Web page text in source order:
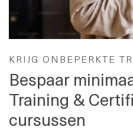
KRIJG ONBEPERKTE
Bespaar
Training &
cursussen